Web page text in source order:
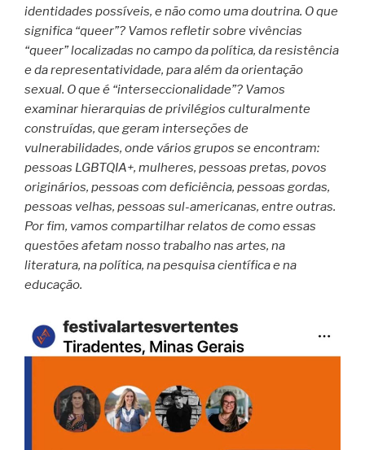
identidades possíveis, e não como uma doutrina. O que
significa “queer”? Vamos refletir sobre vivências
“queer” localizadas no campo da política, da resistência
e da representatividade, para além da orientação
sexual. O que é “interseccionalidade”? Vamos
examinar hierarquias de privilégios culturalmente
construídas, que geram interseções de
vulnerabilidades, onde vários grupos se encontram:
pessoas LGBTQIA+, mulheres, pessoas pretas, povos
originários, pessoas com deficiência, pessoas gordas,
pessoas velhas, pessoas sul-americanas, entre outras.
Por fim, vamos compartilhar relatos de como essas
questões afetam nosso trabalho nas artes, na
literatura, na política, na pesquisa científica e na
educação.